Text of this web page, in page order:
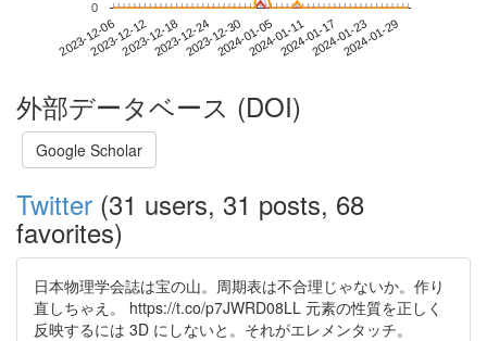
2023-12-062023-12-122023-12-182023-12-242023-12-302024-01-052024-01-112024-01-172024-01-232024-01-29
0
外部データベース (DOI)
Google Scholar
Twitter (31 users, 31 posts, 68
favorites)
日本物理学会誌は宝の山。周期表は不合理じゃないか。作り
直しちゃえ。 https://t.co/p7JWRD08LL 元素の性質を正しく
反映するには 3D にしないと。それがエレメンタッチ。